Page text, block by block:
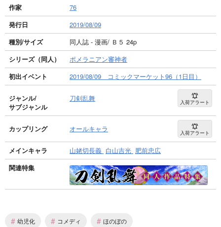
作家
76
発行日
2019/08/09
種別/サイズ
同人誌 - 漫画/ Ｂ５ 24p
シリーズ（同人）
ポメラニアン審神者
初出イベント
2019/08/09 コミックマーケット96（1日目）
ジャンル/
サブジャンル
刀剣乱舞 入荷アラート
カップリング オールキャラ 入荷アラート
メインキャラ 山姥切長義 白山吉光 肥前忠広
関連特集
# 幼児化 # コメディ # ほのぼの